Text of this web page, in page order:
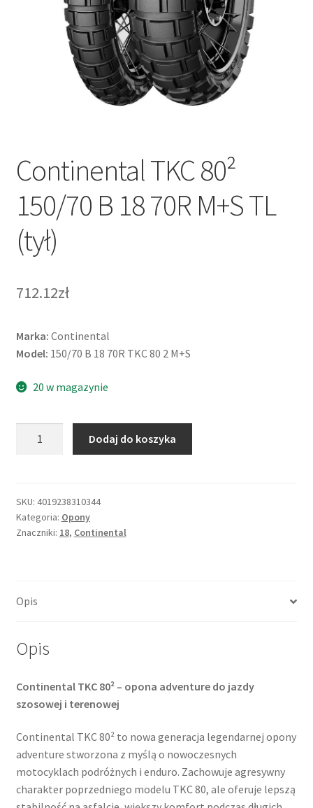
Continental TKC 80²
150/70 B 18 70R M+S TL
(tył)
712.12zł
Marka: Continental
Model: 150/70 B 18 70R TKC 80 2 M+S
20 w magazynie
150/70
B
18
(tył)
Dodaj do koszyka
SKU: 4019238310344
Kategoria: Opony
Znaczniki: 18, Continental
Opis
Opis
Continental TKC 80² – opona adventure do jazdy
szosowej i terenowej
Continental TKC 80² to nowa generacja legendarnej opony
adventure stworzona z myślą o nowoczesnych
motocyklach podróżnych i enduro. Zachowuje agresywny
charakter poprzedniego modelu TKC 80, ale oferuje lepszą